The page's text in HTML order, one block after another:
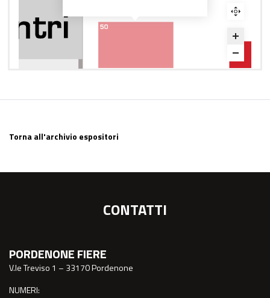
Torna all'archivio espositori
CONTATTI
PORDENONE FIERE
V.le Treviso 1 – 33170 Pordenone
NUMERI: